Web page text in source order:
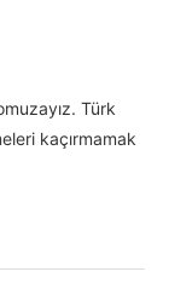
Türk
kaçırmamak